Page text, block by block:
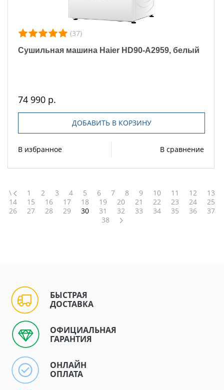
(37)
Сушильная машина Haier HD90-A2959, белый
74 990 р.
ДОБАВИТЬ В КОРЗИНУ
В избранное В сравнение
\ 1 2 3 4 5 6 7 8 9 10 11 12
13
14
15 16 17 18 19 20 21 22 23 24
25
26
27 28 29 30 31 32 33 34 35 36
37
38
БЫСТРАЯ
ДОСТАВКА
ОФИЦИАЛЬНАЯ
ГАРАНТИЯ
ОНЛАЙН
ОПЛАТА